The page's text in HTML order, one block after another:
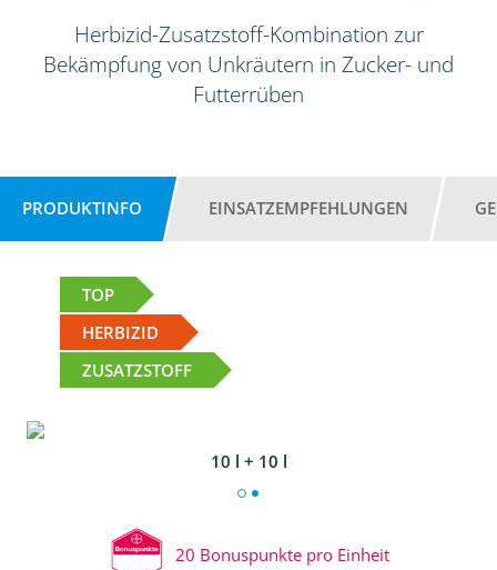
Herbizid-Zusatzstoff-Kombination zur
Bekämpfung von Unkräutern in Zucker- und
Futterrüben
PRODUKTINFO EINSATZEMPFEHLUNGEN
TOP
HERBIZID
ZUSATZSTOFF
10 l + 10 l
20 Bonuspunkte pro Einheit